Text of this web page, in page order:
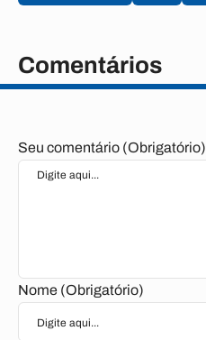
Comentários
Seu comentário (Obrigatório)
Nome (Obrigatório)